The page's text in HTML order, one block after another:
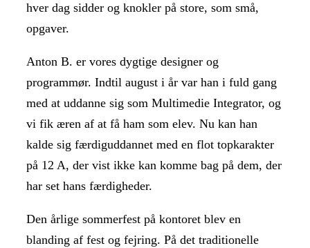
hver dag sidder og knokler på store, som små,
opgaver.
Anton B. er vores dygtige designer og
programmør. Indtil august i år var han i fuld gang
med at uddanne sig som Multimedie Integrator, og
vi fik æren af at få ham som elev. Nu kan han
kalde sig færdiguddannet med en flot topkarakter
på 12 A, der vist ikke kan komme bag på dem, der
har set hans færdigheder.
Den årlige sommerfest på kontoret blev en
blanding af fest og fejring. På det traditionelle